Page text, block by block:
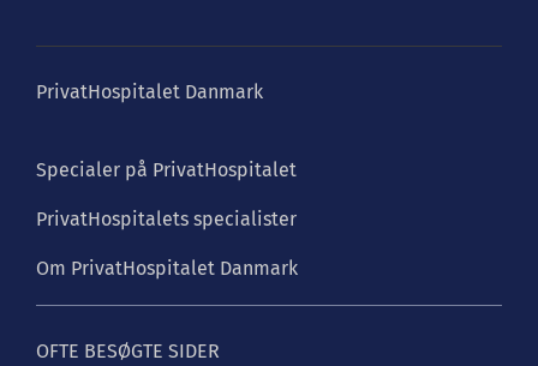
PrivatHospitalet Danmark
Specialer på PrivatHospitalet
PrivatHospitalets specialister
Om PrivatHospitalet Danmark
OFTE BESØGTE SIDER